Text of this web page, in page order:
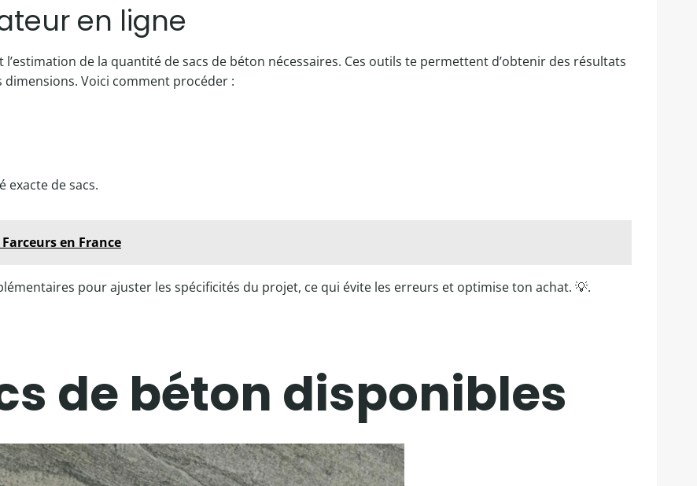
en ligne
de la quantité de sacs de béton nécessaires. Ces outils te permettent d’obtenir des résultats
Voici comment procéder :
exacte de sacs.
en France
pour ajuster les spécificités du projet, ce qui évite les erreurs et optimise ton achat. 💡.
de béton disponibles